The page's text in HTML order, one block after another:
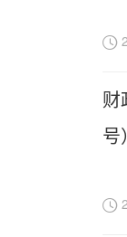
财
号）